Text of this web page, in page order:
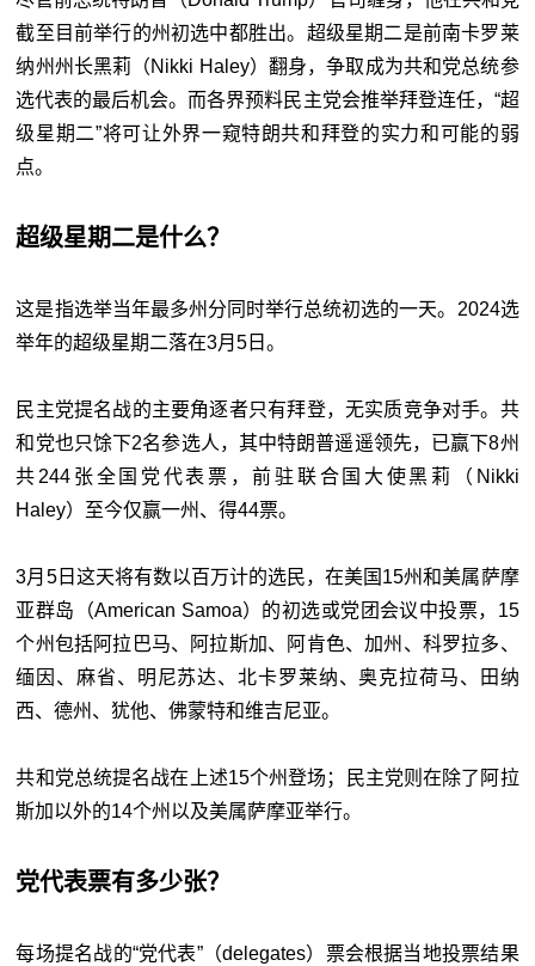
截至目前举行的州初选中都胜出。超级星期二是前南卡罗莱
纳州州长黑莉（Nikki Haley）翻身，争取成为共和党总统参
选代表的最后机会。而各界预料民主党会推举拜登连任，“超
级星期二”将可让外界一窥特朗共和拜登的实力和可能的弱
点。
超级星期二是什么？
这是指选举当年最多州分同时举行总统初选的一天。2024选
举年的超级星期二落在3月5日。
民主党提名战的主要角逐者只有拜登，无实质竞争对手。共
和党也只馀下2名参选人，其中特朗普遥遥领先，已赢下8州
共244张全国党代表票，前驻联合国大使黑莉（Nikki
Haley）至今仅赢一州、得44票。
3月5日这天将有数以百万计的选民，在美国15州和美属萨摩
亚群岛（American Samoa）的初选或党团会议中投票，15
个州包括阿拉巴马、阿拉斯加、阿肯色、加州、科罗拉多、
缅因、麻省、明尼苏达、北卡罗莱纳、奥克拉荷马、田纳
西、德州、犹他、佛蒙特和维吉尼亚。
共和党总统提名战在上述15个州登场；民主党则在除了阿拉
斯加以外的14个州以及美属萨摩亚举行。
党代表票有多少张？
每场提名战的“党代表”（delegates）票会根据当地投票结果